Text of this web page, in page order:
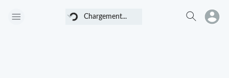
Chargement... Chargement...